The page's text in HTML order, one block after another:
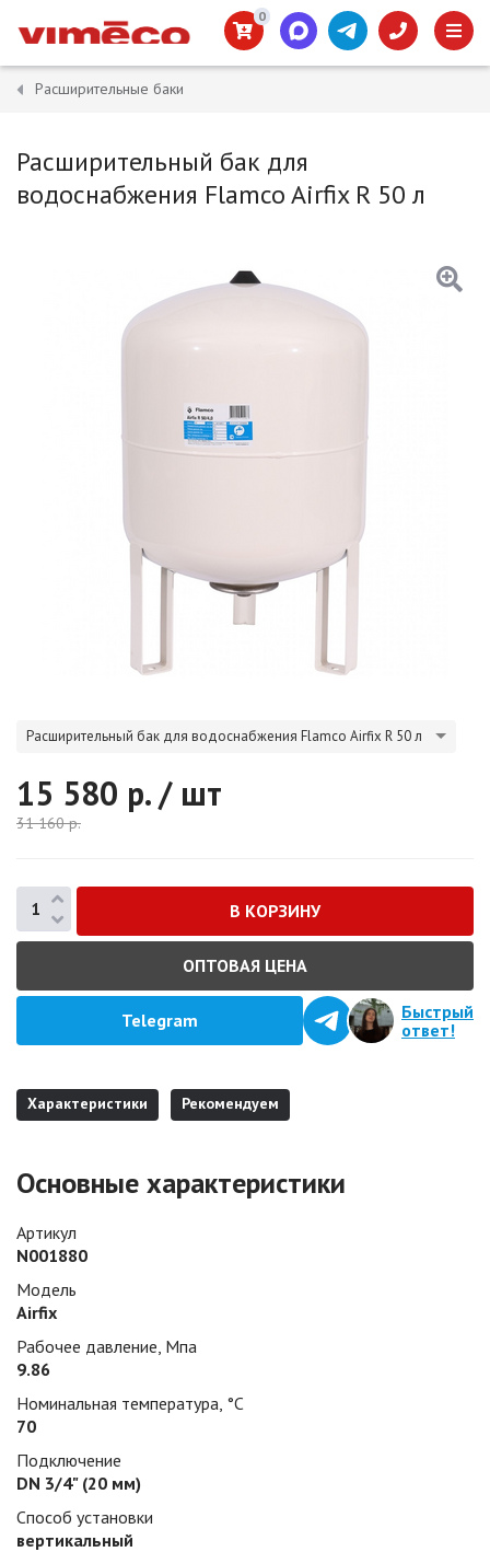
0
Расширительные баки
Расширительный бак для
водоснабжения Flamco Airfix R 50 л
Расширительный бак для водоснабжения Flamco Airfix R 50 л
15 580 р. / шт
31 160р.
ОПТОВАЯ ЦЕНА
Telegram
Быстрый
ответ!
Характеристики Рекомендуем
Основные характеристики
Артикул
N001880
Модель
Airfix
Рабочее давление, Мпа
9.86
Номинальная температура, °С
70
Подключение
DN 3/4" (20 мм)
Способ установки
вертикальный